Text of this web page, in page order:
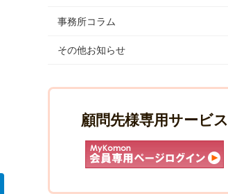
事務所コラム
その他お知らせ
顧問先様専用サービス